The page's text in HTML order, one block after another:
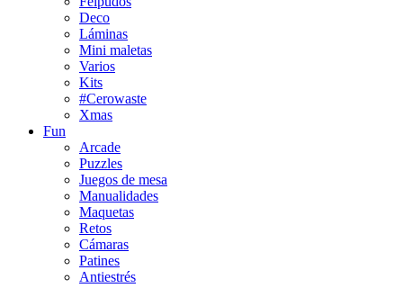
Deco
Láminas
Mini maletas
Varios
Kits
#Cerowaste
Xmas
Fun
Arcade
Puzzles
Juegos de mesa
Manualidades
Maquetas
Retos
Cámaras
Patines
Antiestrés